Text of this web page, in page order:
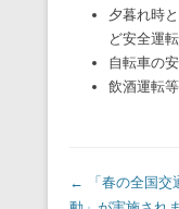
夕暮れ時
ど安全運
自転車の
飲酒運転
投稿ナビゲーシ
←
「春の全国交